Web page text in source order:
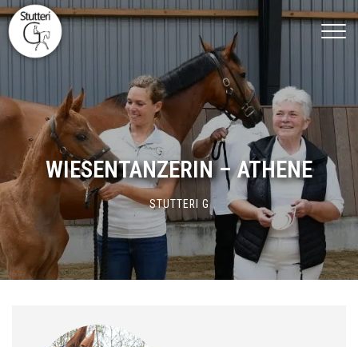
Gå
til
hovedindhold
WIESENTANZERIN – ATHENE
STUTTERI G